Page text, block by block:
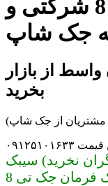
سیبک فرمان جک تی 8 شرکتی و
جک شاپ
جک تی 8 بدون واسط از بازار
بخرید
نخرید) سیبک